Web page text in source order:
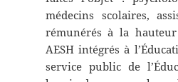
médecins scolaires,
rémunérés à la
AESH intégrés à
service public de